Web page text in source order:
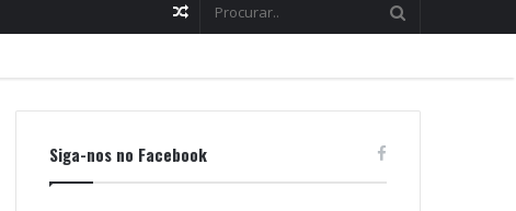
Random
Siga-nos no Facebook